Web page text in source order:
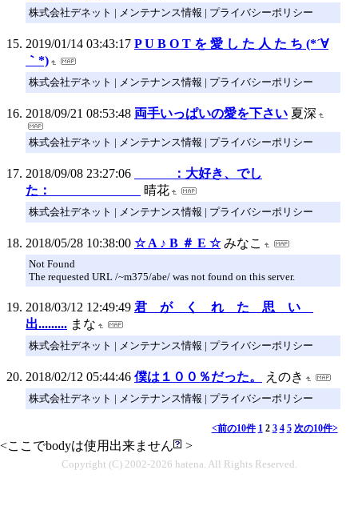
株式会社デネット | メンテナンス情報 | プライバシーポリシー
2019/01/14 03:43:17 P U B O T を 愛 し た 人 た ち (*´∀
｀*)
株式会社デネット | メンテナンス情報 | プライバシーポリシー
2018/09/21 08:53:48 両手いっぱいの愛を下さい 夏深
株式会社デネット | メンテナンス情報 | プライバシーポリシー
2018/09/08 23:27:06
：大好き、でし
た：
晴花
株式会社デネット | メンテナンス情報 | プライバシーポリシー
2018/05/28 10:38:00 ☆ A ♪ B ＃ E ☆ みなこ
Not Found
The requested URL /~m375/abe/ was not found on this server.
2018/03/12 12:49:49 君 が く れ た 思 い
出......... まな
株式会社デネット | メンテナンス情報 | プライバシーポリシー
2018/02/12 05:44:46 僕は１００％だった。 えのき
株式会社デネット | メンテナンス情報 | プライバシーポリシー
<前の10件 1 2 3 4 5 次の10件>
<ここでbodyは使用出来ません >
Copyright (C) 2002-2026 hatena. All Rights Reserved.